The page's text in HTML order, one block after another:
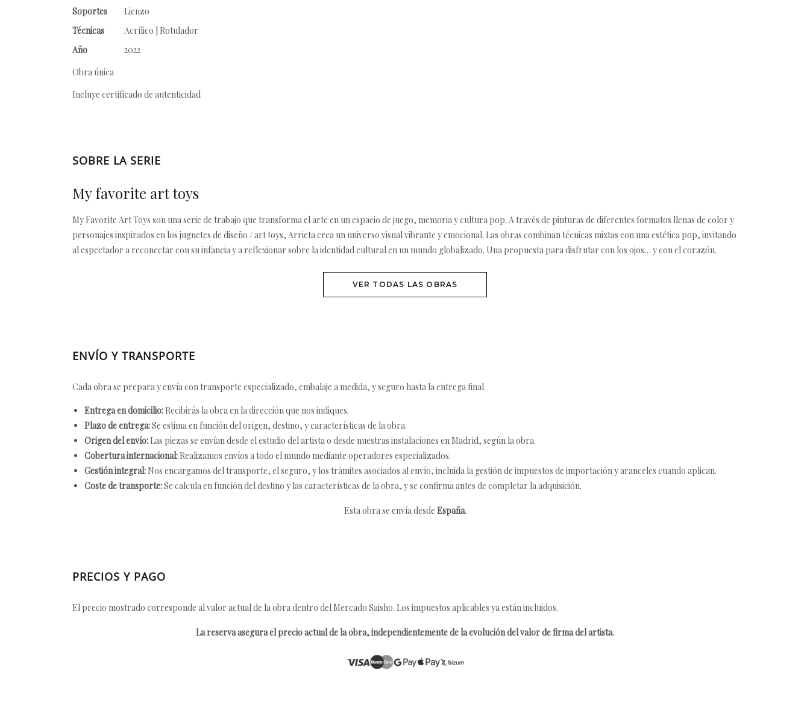
Soportes
Lienzo
Técnicas
Acrílico | Rotulador
Año
2022
Obra única
Incluye certificado de autenticidad
SOBRE LA SERIE
My favorite art toys
My Favorite Art Toys son una serie de trabajo que transforma el arte en un espacio de juego, memoria y cultura pop. A través de pinturas de diferentes formatos llenas de color y
personajes inspirados en los juguetes de diseño / art toys, Arrieta crea un universo visual vibrante y emocional. Las obras combinan técnicas mixtas con una estética pop, invitando
al espectador a reconectar con su infancia y a reflexionar sobre la identidad cultural en un mundo globalizado. Una propuesta para disfrutar con los ojos… y con el corazón.
VER TODAS LAS OBRAS
ENVÍO Y TRANSPORTE
Cada obra se prepara y envía con transporte especializado, embalaje a medida, y seguro hasta la entrega final.
Entrega en domicilio: Recibirás la obra en la dirección que nos indiques.
Plazo de entrega:Se estima en función del origen, destino, y características de la obra.
Origen del envío: Las piezas se envían desde el estudio del artista o desde nuestras instalaciones en Madrid, según la obra.
Cobertura internacional: Realizamos envíos a todo el mundo mediante operadores especializados.
Gestión integral: Nos encargamos del transporte, el seguro, y los trámites asociados al envío, incluida la gestión de impuestos de importación y aranceles cuando aplican.
Coste de transporte:Se calcula en función del destino y las características de la obra, y se confirma antes de completar la adquisición.
Esta obra se envía desde España.
PRECIOS Y PAGO
El precio mostrado corresponde al valor actual de la obra dentro del Mercado Saisho. Los impuestos aplicables ya están incluidos.
La reserva asegura el precio actual de la obra, independientemente de la evolución del valor de firma del artista.